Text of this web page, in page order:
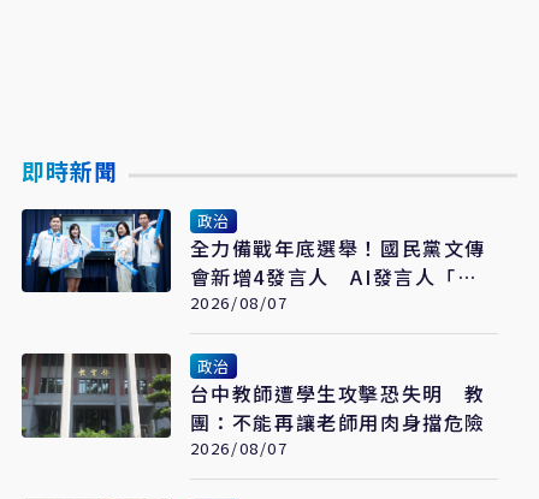
即時新聞
政治
全力備戰年底選舉！國民黨文傳
會新增4發言人 AI發言人「鄭
小文」亮相
2026/08/07
政治
台中教師遭學生攻擊恐失明 教
團：不能再讓老師用肉身擋危險
2026/08/07